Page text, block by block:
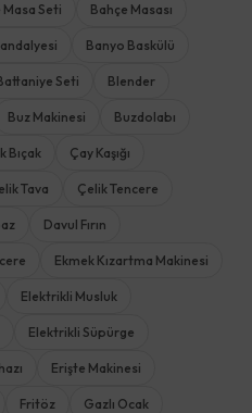
Masa Seti Bahçe Masası
Banyo Baskülü
Seti Blender
Buz Makinesi Buzdolabı
Bıçak Çay Kaşığı
Tava Çelik Tencere
Davul Fırın
Ekmek Kızartma Makinesi
Elektrikli Musluk
Elektrikli Süpürge
Erişte Makinesi
Fritöz Gazlı Ocak